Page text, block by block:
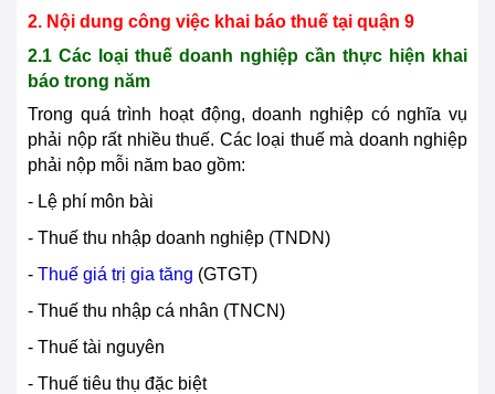
2. Nội dung công việc khai báo thuế tại quận 9
2.1 Các loại thuế doanh nghiệp cần thực hiện khai
báo trong năm
Trong quá trình hoạt động, doanh nghiệp có nghĩa vụ
phải nộp rất nhiều thuế. Các loại thuế mà doanh nghiệp
phải nộp mỗi năm bao gồm:
- Lệ phí môn bài
- Thuế thu nhập doanh nghiệp (TNDN)
- Thuế giá trị gia tăng (GTGT)
- Thuế thu nhập cá nhân (TNCN)
- Thuế tài nguyên
- Thuế tiêu thụ đặc biệt